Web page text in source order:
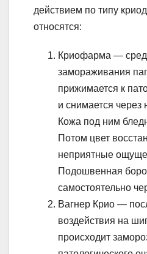
действием по типу
относятся:
Криофарма —
замораживания
прижимается к
и снимается через
Кожа под ним
Потом цвет
неприятные
Подошвенная
самостоятельно
Вагнер Крио —
воздействия на
происходит